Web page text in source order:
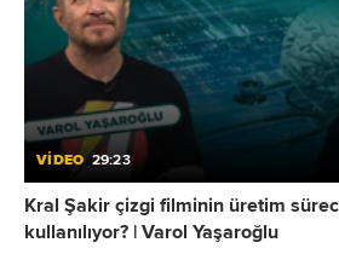
VİDEO 29:23
Kral Şakir çizgi filminin üretim
kullanılıyor? | Varol Yaşaroğlu